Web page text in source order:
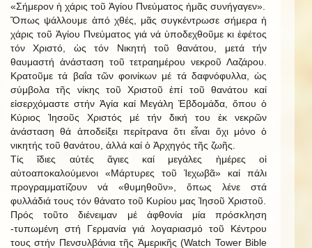
«Σήμερον ἡ χάρις τοῦ Ἁγίου Πνεύματος ἡμᾶς συνήγαγεν».
Ὅπως ψάλλουμε ἀπό χθές, μᾶς συγκέντρωσε σήμερα ἡ
χάρις τοῦ Ἁγίου Πνεύματος γιά νά ὑποδεχθοῦμε κι ἐφέτος
τόν Χριστό, ὡς τόν Νικητή τοῦ θανάτου, μετά τήν
θαυμαστή ἀνάσταση τοῦ τετραημέρου νεκροῦ Λαζάρου.
Κρατοῦμε τά βαΐα τῶν φοινίκων μέ τά δαφνόφυλλα, ὡς
σύμβολα τῆς νίκης τοῦ Χριστοῦ ἐπί τοῦ θανάτου καί
εἰσερχόμαστε στήν Ἁγία καί Μεγάλη Ἑβδομάδα, ὅπου ὁ
Κύριος Ἰησοῦς Χριστός μέ τήν δική του ἐκ νεκρῶν
ἀνάσταση θά ἀποδείξει περίτρανα ὅτι εἶναι ὄχι μόνο ὁ
νικητής τοῦ θανάτου, ἀλλά καί ὁ Ἀρχηγός τῆς ζωῆς.
Τίς ἴδιες αὐτές ἅγιες καί μεγάλες ἡμέρες οἱ
αὐτοαποκαλούμενοι «Μάρτυρες τοῦ Ἱεχωβᾶ» καί πάλι
προγραμματίζουν νά «θυμηθοῦν», ὅπως λένε στά
φυλλάδιά τους τόν θάνατο τοῦ Κυρίου μας Ἰησοῦ Χριστοῦ.
Πρός τοῦτο διένειμαν μέ ἀφθονία μία πρόσκληση
-τυπωμένη στή Γερμανία γιά λογαριασμό τοῦ Κέντρου
τους στήν Πενσυλβάνια τῆς Ἀμερικῆς (Watch Tower Bible